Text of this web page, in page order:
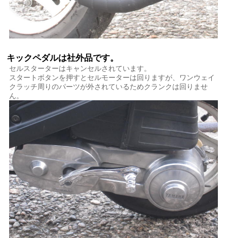
キックペダルは社外品です。
セルスターターはキャンセルされています。
スタートボタンを押すとセルモーターは回りますが、ワンウェイ
クラッチ周りのパーツが外されているためクランクは回りませ
ん。